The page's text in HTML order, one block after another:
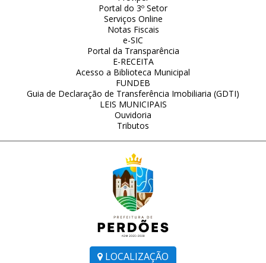
LOCALIZAÇÃO
Portal do 3º Setor
Serviços Online
Notas Fiscais
e-SIC
Portal da Transparência
E-RECEITA
Acesso a Biblioteca Municipal
FUNDEB
Guia de Declaração de Transferência Imobiliaria (GDTI)
LEIS MUNICIPAIS
Ouvidoria
Tributos